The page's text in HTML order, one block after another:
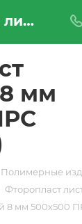
Фторопласт листовой 8 мм 500х500 ПРС (стандарт) - купить по цене производителя с доставкой по Москве и России | ПРОМРЕСУРССЕРВИС
мм
Полимерные
Фторопласт
8 мм 500х500